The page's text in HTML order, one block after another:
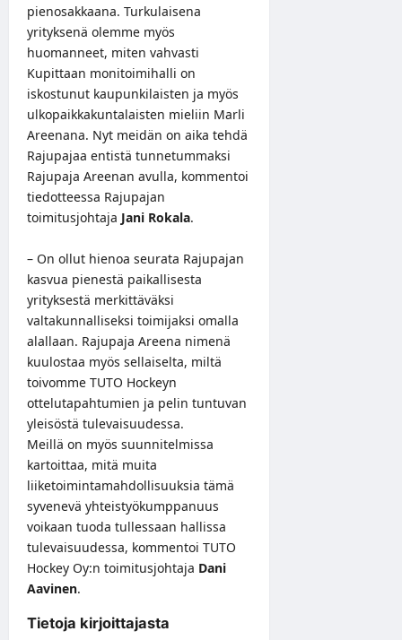
pienosakkaana. Turkulaisena
yrityksenä olemme myös
huomanneet, miten vahvasti
Kupittaan monitoimihalli on
iskostunut kaupunkilaisten ja myös
ulkopaikkakuntalaisten mieliin Marli
Areenana. Nyt meidän on aika tehdä
Rajupajaa entistä tunnetummaksi
Rajupaja Areenan avulla, kommentoi
tiedotteessa Rajupajan
toimitusjohtaja Jani Rokala.
– On ollut hienoa seurata Rajupajan
kasvua pienestä paikallisesta
yrityksestä merkittäväksi
valtakunnalliseksi toimijaksi omalla
alallaan. Rajupaja Areena nimenä
kuulostaa myös sellaiselta, miltä
toivomme TUTO Hockeyn
ottelutapahtumien ja pelin tuntuvan
yleisöstä tulevaisuudessa.
Meillä on myös suunnitelmissa
kartoittaa, mitä muita
liiketoimintamahdollisuuksia tämä
syvenevä yhteistyökumppanuus
voikaan tuoda tullessaan hallissa
tulevaisuudessa, kommentoi TUTO
Hockey Oy:n toimitusjohtaja Dani
Aavinen.
Tietoja kirjoittajasta